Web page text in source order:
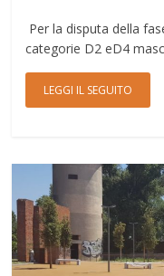
Per la disputa della
categorie D2 eD4
LEGGI IL SEGUITO